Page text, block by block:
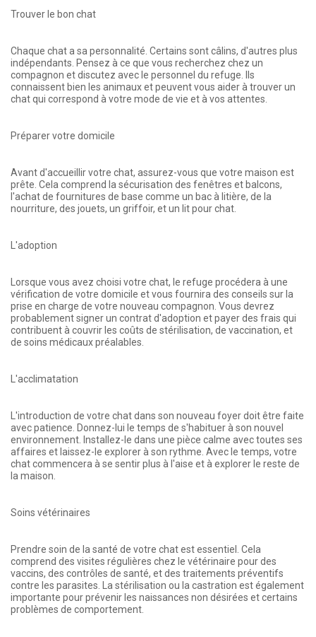
Trouver le bon chat
Chaque chat a sa personnalité. Certains sont câlins, d'autres plus
indépendants. Pensez à ce que vous recherchez chez un
compagnon et discutez avec le personnel du refuge. Ils
connaissent bien les animaux et peuvent vous aider à trouver un
chat qui correspond à votre mode de vie et à vos attentes.
Préparer votre domicile
Avant d'accueillir votre chat, assurez-vous que votre maison est
prête. Cela comprend la sécurisation des fenêtres et balcons,
l'achat de fournitures de base comme un bac à litière, de la
nourriture, des jouets, un griffoir, et un lit pour chat.
L'adoption
Lorsque vous avez choisi votre chat, le refuge procédera à une
vérification de votre domicile et vous fournira des conseils sur la
prise en charge de votre nouveau compagnon. Vous devrez
probablement signer un contrat d'adoption et payer des frais qui
contribuent à couvrir les coûts de stérilisation, de vaccination, et
de soins médicaux préalables.
L'acclimatation
L'introduction de votre chat dans son nouveau foyer doit être faite
avec patience. Donnez-lui le temps de s'habituer à son nouvel
environnement. Installez-le dans une pièce calme avec toutes ses
affaires et laissez-le explorer à son rythme. Avec le temps, votre
chat commencera à se sentir plus à l'aise et à explorer le reste de
la maison.
Soins vétérinaires
Prendre soin de la santé de votre chat est essentiel. Cela
comprend des visites régulières chez le vétérinaire pour des
vaccins, des contrôles de santé, et des traitements préventifs
contre les parasites. La stérilisation ou la castration est également
importante pour prévenir les naissances non désirées et certains
problèmes de comportement.